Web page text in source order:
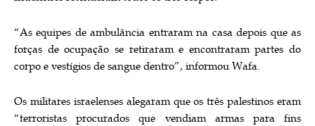
“As equipes de ambulância entraram na casa depois que as
forças de ocupação se retiraram e encontraram partes do
corpo e vestígios de sangue dentro”, informou Wafa.
Os militares israelenses alegaram que os três palestinos eram
“terroristas procurados que vendiam armas para fins